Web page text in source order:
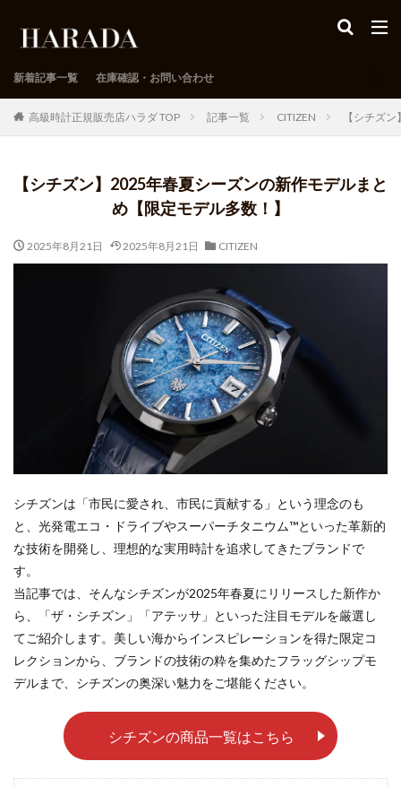
新着記事一覧 在庫確認・お問い合わせ
高級時計正規販売店ハラダ TOP 記事一覧 CITIZEN 【シチズ
【シチズン】2025年春夏シーズンの新作モデルまと
め【限定モデル多数！】
2025年8月21日 2025年8月21日 CITIZEN
シチズンは「市民に愛され、市民に貢献する」という理念のも
と、光発電エコ・ドライブやスーパーチタニウム™といった革新的
な技術を開発し、理想的な実用時計を追求してきたブランドで
す。
当記事では、そんなシチズンが2025年春夏にリリースした新作か
ら、「ザ・シチズン」「アテッサ」といった注目モデルを厳選し
てご紹介します。美しい海からインスピレーションを得た限定コ
レクションから、ブランドの技術の粋を集めたフラッグシップモ
デルまで、シチズンの奥深い魅力をご堪能ください。
シチズンの商品一覧はこちら